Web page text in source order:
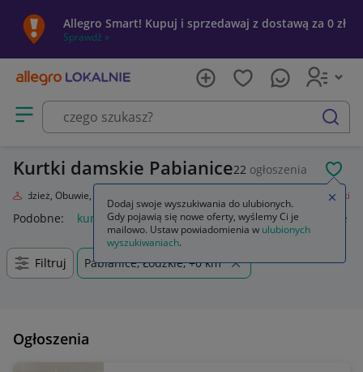
Allegro Smart! Kupuj i sprzedawaj z dostawą za 0 zł
Sprawdź »
Otwórz menu z kategoriami
szukaj
Kurtki damskie Pabianice22 ogłoszenia
Odzież, Obuwie, Dodatki Kurtki
Podobne: kurtka kurtka płaszcz kurtki dżinsowe damskie
Filtruj Pabianice, Łódzkie, +0 km
Ogłoszenia
Dodaj swoje wyszukiwania do ulubionych.
Gdy pojawią się nowe oferty, wyślemy Ci je
mailowo. Ustaw powiadomienia w ulubionych
wyszukiwaniach.